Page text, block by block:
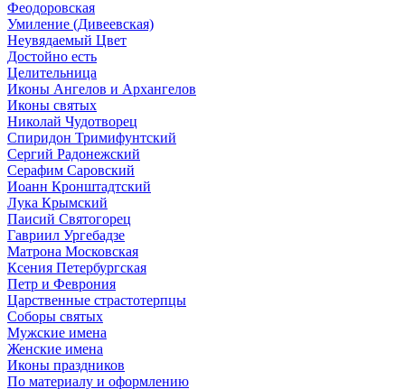
Феодоровская
Умиление (Дивеевская)
Неувядаемый Цвет
Достойно есть
Целительница
Иконы Ангелов и Архангелов
Иконы святых
Николай Чудотворец
Спиридон Тримифунтский
Сергий Радонежский
Серафим Саровский
Иоанн Кронштадтский
Лука Крымский
Паисий Святогорец
Гавриил Ургебадзе
Матрона Московская
Ксения Петербургская
Петр и Феврония
Царственные страстотерпцы
Соборы святых
Мужские имена
Женские имена
Иконы праздников
По материалу и оформлению